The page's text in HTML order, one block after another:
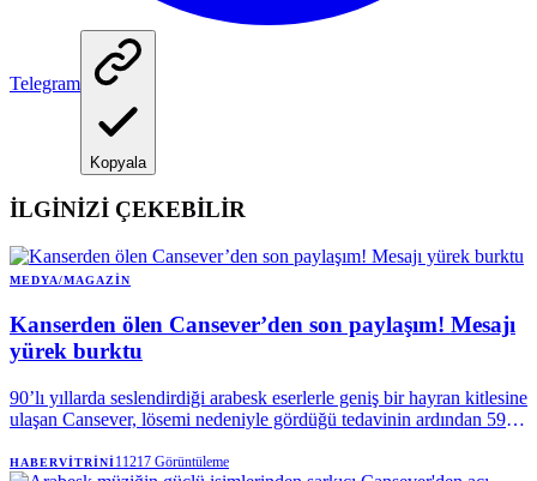
Telegram
Kopyala
İLGİNİZİ ÇEKEBİLİR
MEDYA/MAGAZIN
Kanserden ölen Cansever’den son paylaşım! Mesajı
yürek burktu
90’lı yıllarda seslendirdiği arabesk eserlerle geniş bir hayran kitlesine
ulaşan Cansever, lösemi nedeniyle gördüğü tedavinin ardından 59
sosyal medya hesabından yaptığı son paylaşım ise sevenlerini
HABERVITRINI11217 Görüntüleme